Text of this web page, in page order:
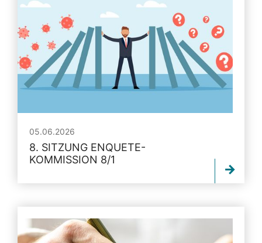
05.06.2026
8. SITZUNG ENQUETE-
KOMMISSION 8/1